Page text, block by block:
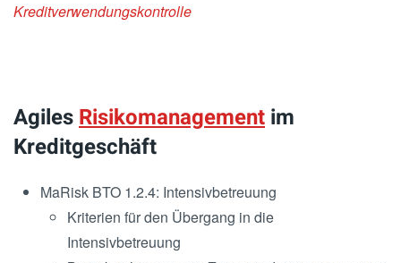
Kreditverwendungskontrolle
AgilesRisikomanagement im
Kreditgeschäft
MaRisk BTO 1.2.4: Intensivbetreuung
Kriterien für den Übergang in die
Intensivbetreuung